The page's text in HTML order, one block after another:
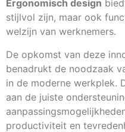
Ergonomisch design
stijlvol zijn, maar ook
welzijn van werknemers.
De opkomst van deze
benadrukt de noodzaak
in de moderne werkplek.
aan de juiste
productiviteit en